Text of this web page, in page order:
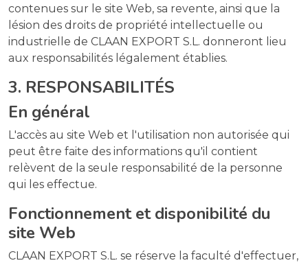
contenues sur le site Web, sa revente, ainsi que la
lésion des droits de propriété intellectuelle ou
industrielle de CLAAN EXPORT S.L. donneront lieu
aux responsabilités légalement établies.
3. RESPONSABILITÉS
En général
L'accès au site Web et l'utilisation non autorisée qui
peut être faite des informations qu'il contient
relèvent de la seule responsabilité de la personne
qui les effectue.
Fonctionnement et disponibilité du
site Web
CLAAN EXPORT S.L. se réserve la faculté d'effectuer,